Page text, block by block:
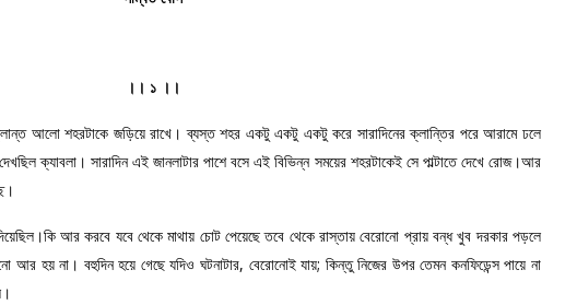
।। ১ ।।
আলো শহরটাকে জড়িয়ে রাখে। ব্যস্ত শহর একটু একটু একটু করে সারাদিনের ক্লান্তির পরে আরামে ঢলে
ক্যাবলা। সারাদিন এই জানলাটার পাশে বসে এই বিভিন্ন সময়ের শহরটাকেই সে পাল্টাতে দেখে রোজ।আর
আর করবে যবে থেকে মাথায় চোট পেয়েছে তবে থেকে রাস্তায় বেরোনো প্রায় বন্ধ খুব দরকার পড়লে
আর হয় না। বহুদিন হয়ে গেছে যদিও ঘটনাটার, বেরোনোই যায়; কিন্তু নিজের উপর তেমন কনফিডেন্স পায়ে না